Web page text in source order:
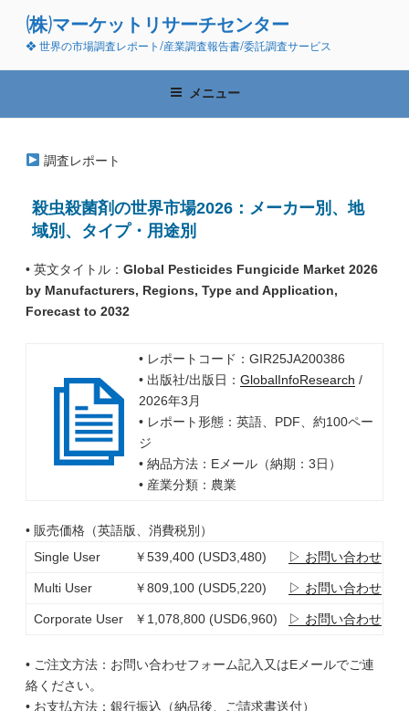
ン
(株)マーケットリサーチセンター
❖ 世界の市場調査レポート/産業調査報告書/委託調査サービス
メニュー
調査レポート
殺虫殺菌剤の世界市場2026：メーカー別、地
域別、タイプ・用途別
• 英文タイトル： Global Pesticides Fungicide Market 2026
by Manufacturers, Regions, Type and Application,
Forecast to 2032
• レポートコード：GIR25JA200386
• 出版社/出版日： GlobalInfoResearch /
2026年3月
• レポート形態：英語、PDF、約100ペー
ジ
• 納品方法：Eメール（納期：3日）
• 産業分類：農業
• 販売価格（英語版、消費税別）
Single User
￥539,400 (USD3,480) ▷ お問い合わせ
Multi User ￥809,100 (USD5,220) ▷ お問い合わせ
Corporate User ￥1,078,800 (USD6,960) ▷ お問い合わせ
• ご注文方法：お問い合わせフォーム記入又はEメールでご連
絡ください。
• お支払方法：銀行振込（納品後、ご請求書送付）